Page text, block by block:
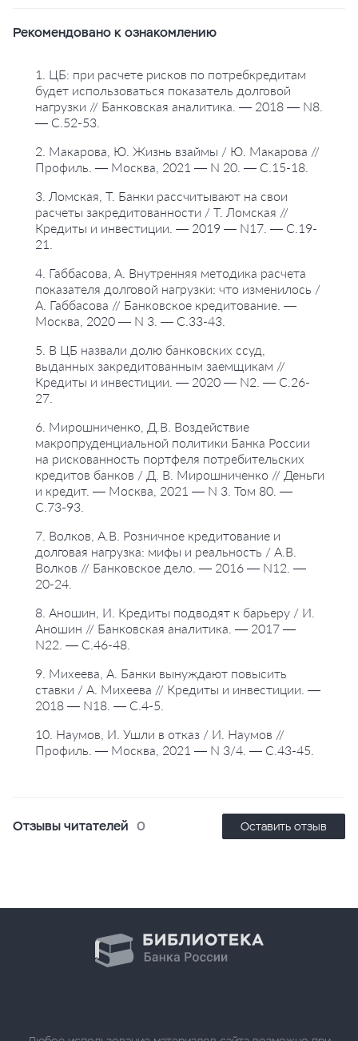
Рекомендовано к ознакомлению
1. ЦБ: при расчете рисков по потребкредитам
будет использоваться показатель долговой
нагрузки // Банковская аналитика. — 2018 — N8.
— С.52-53.
2. Макарова, Ю. Жизнь взаймы / Ю. Макарова //
Профиль. — Москва, 2021 — N 20. — С.15-18.
3. Ломская, Т. Банки рассчитывают на свои
расчеты закредитованности / Т. Ломская //
Кредиты и инвестиции. — 2019 — N17. — С.19-
21.
4. Габбасова, А. Внутренняя методика расчета
показателя долговой нагрузки: что изменилось /
А. Габбасова // Банковское кредитование. —
Москва, 2020 — N 3. — С.33-43.
5. В ЦБ назвали долю банковских ссуд,
выданных закредитованным заемщикам //
Кредиты и инвестиции. — 2020 — N2. — С.26-
27.
6. Мирошниченко, Д.В. Воздействие
макропруденциальной политики Банка России
на рискованность портфеля потребительских
кредитов банков / Д. В. Мирошниченко // Деньги
и кредит. — Москва, 2021 — N 3. Том 80. —
С.73-93.
7. Волков, А.В. Розничное кредитование и
долговая нагрузка: мифы и реальность / А.В.
Волков // Банковское дело. — 2016 — N12. —
20-24.
8. Аношин, И. Кредиты подводят к барьеру / И.
Аношин // Банковская аналитика. — 2017 —
N22. — С.46-48.
9. Михеева, А. Банки вынуждают повысить
ставки / А. Михеева // Кредиты и инвестиции. —
2018 — N18. — С.4-5.
10. Наумов, И. Ушли в отказ / И. Наумов //
Профиль. — Москва, 2021 — N 3/4. — С.43-45.
Отзывы читателей 0 Оставить отзыв